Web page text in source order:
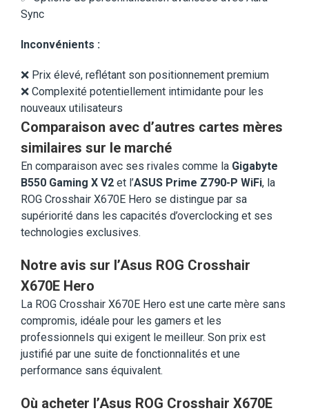
Sync
Inconvénients :
❌ Prix élevé, reflétant son positionnement premium
❌ Complexité potentiellement intimidante pour les
nouveaux utilisateurs
Comparaison avec d’autres cartes mères
similaires sur le marché
En comparaison avec ses rivales comme la Gigabyte
B550 Gaming X V2 et l’ASUS Prime Z790-P WiFi, la
ROG Crosshair X670E Hero se distingue par sa
supériorité dans les capacités d’overclocking et ses
technologies exclusives.
Notre avis sur l’Asus ROG Crosshair
X670E Hero
La ROG Crosshair X670E Hero est une carte mère sans
compromis, idéale pour les gamers et les
professionnels qui exigent le meilleur. Son prix est
justifié par une suite de fonctionnalités et une
performance sans équivalent.
Où acheter l’Asus ROG Crosshair X670E